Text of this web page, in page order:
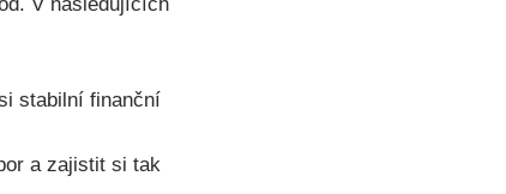
stabilní finanční
a zajistit si tak